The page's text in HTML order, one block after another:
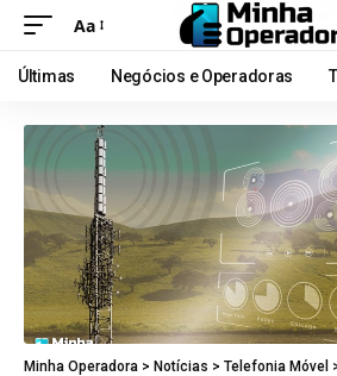
Aa
Últimas Negócios e Operadoras
Minha Operadora > Notícias > Telefonia Móvel